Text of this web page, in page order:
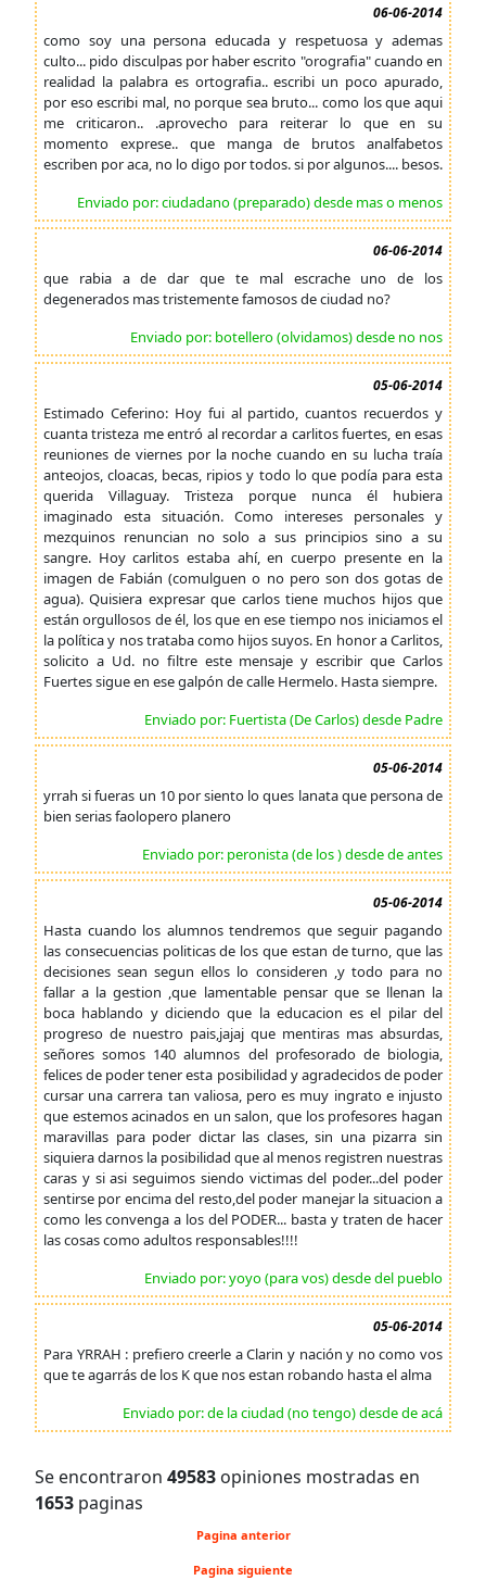
06-06-2014
como soy una persona educada y respetuosa y ademas
culto... pido disculpas por haber escrito "orografia" cuando en
realidad la palabra es ortografia.. escribi un poco apurado,
por eso escribi mal, no porque sea bruto... como los que aqui
me criticaron.. .aprovecho para reiterar lo que en su
momento exprese.. que manga de brutos analfabetos
escriben por aca, no lo digo por todos. si por algunos.... besos.
Enviado por: ciudadano (preparado) desde mas o menos
06-06-2014
que rabia a de dar que te mal escrache uno de los
degenerados mas tristemente famosos de ciudad no?
Enviado por: botellero (olvidamos) desde no nos
05-06-2014
Estimado Ceferino: Hoy fui al partido, cuantos recuerdos y
cuanta tristeza me entró al recordar a carlitos fuertes, en esas
reuniones de viernes por la noche cuando en su lucha traía
anteojos, cloacas, becas, ripios y todo lo que podía para esta
querida Villaguay. Tristeza porque nunca él hubiera
imaginado esta situación. Como intereses personales y
mezquinos renuncian no solo a sus principios sino a su
sangre. Hoy carlitos estaba ahí, en cuerpo presente en la
imagen de Fabián (comulguen o no pero son dos gotas de
agua). Quisiera expresar que carlos tiene muchos hijos que
están orgullosos de él, los que en ese tiempo nos iniciamos el
la política y nos trataba como hijos suyos. En honor a Carlitos,
solicito a Ud. no filtre este mensaje y escribir que Carlos
Fuertes sigue en ese galpón de calle Hermelo. Hasta siempre.
Enviado por: Fuertista (De Carlos) desde Padre
05-06-2014
yrrah si fueras un 10 por siento lo ques lanata que persona de
bien serias faolopero planero
Enviado por: peronista (de los ) desde de antes
05-06-2014
Hasta cuando los alumnos tendremos que seguir pagando
las consecuencias politicas de los que estan de turno, que las
decisiones sean segun ellos lo consideren ,y todo para no
fallar a la gestion ,que lamentable pensar que se llenan la
boca hablando y diciendo que la educacion es el pilar del
progreso de nuestro pais,jajaj que mentiras mas absurdas,
señores somos 140 alumnos del profesorado de biologia,
felices de poder tener esta posibilidad y agradecidos de poder
cursar una carrera tan valiosa, pero es muy ingrato e injusto
que estemos acinados en un salon, que los profesores hagan
maravillas para poder dictar las clases, sin una pizarra sin
siquiera darnos la posibilidad que al menos registren nuestras
caras y si asi seguimos siendo victimas del poder...del poder
sentirse por encima del resto,del poder manejar la situacion a
como les convenga a los del PODER... basta y traten de hacer
las cosas como adultos responsables!!!!
Enviado por: yoyo (para vos) desde del pueblo
05-06-2014
Para YRRAH : prefiero creerle a Clarin y nación y no como vos
que te agarrás de los K que nos estan robando hasta el alma
Enviado por: de la ciudad (no tengo) desde de acá
Se encontraron 49583 opiniones mostradas en
1653 paginas
Pagina anterior
Pagina siguiente